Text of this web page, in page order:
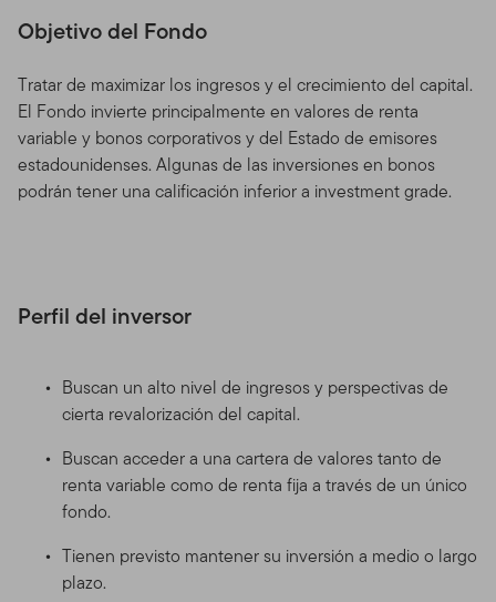
Objetivo del Fondo
Tratar de maximizar los ingresos y el crecimiento del capital.
El Fondo invierte principalmente en valores de renta
variable y bonos corporativos y del Estado de emisores
estadounidenses. Algunas de las inversiones en bonos
podrán tener una calificación inferior a investment grade.
Perfil del inversor
Buscan un alto nivel de ingresos y perspectivas de
cierta revalorización del capital.
Buscan acceder a una cartera de valores tanto de
renta variable como de renta fija a través de un único
fondo.
Tienen previsto mantener su inversión a medio o largo
plazo.